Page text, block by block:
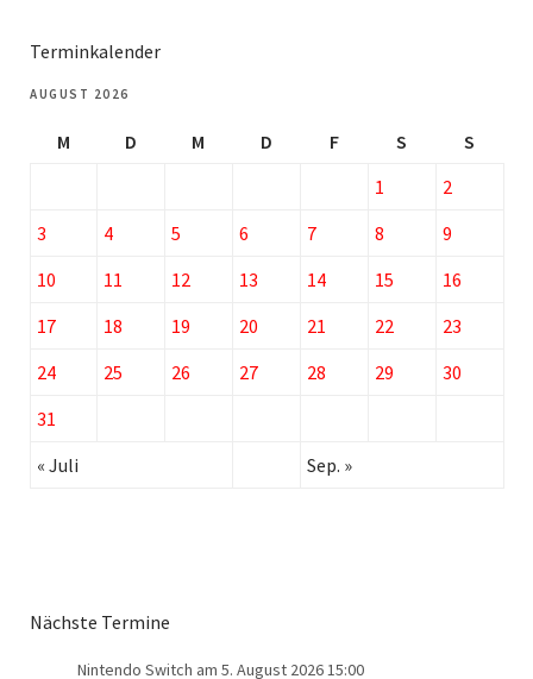
Terminkalender
AUGUST 2026
M D M D F S
S
1
2
3
4 5 6 7 8
9
10
11 12 13 14 15
16
17
18 19 20 21 22
23
24
25 26 27 28 29
30
31
« Juli
Sep. »
Nächste Termine
Nintendo Switch am 5. August 2026 15:00